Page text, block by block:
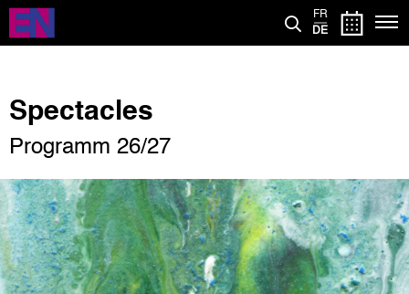
Direkt
zum
Inhalt
FR
DE
Spectacles
Programm 26/27